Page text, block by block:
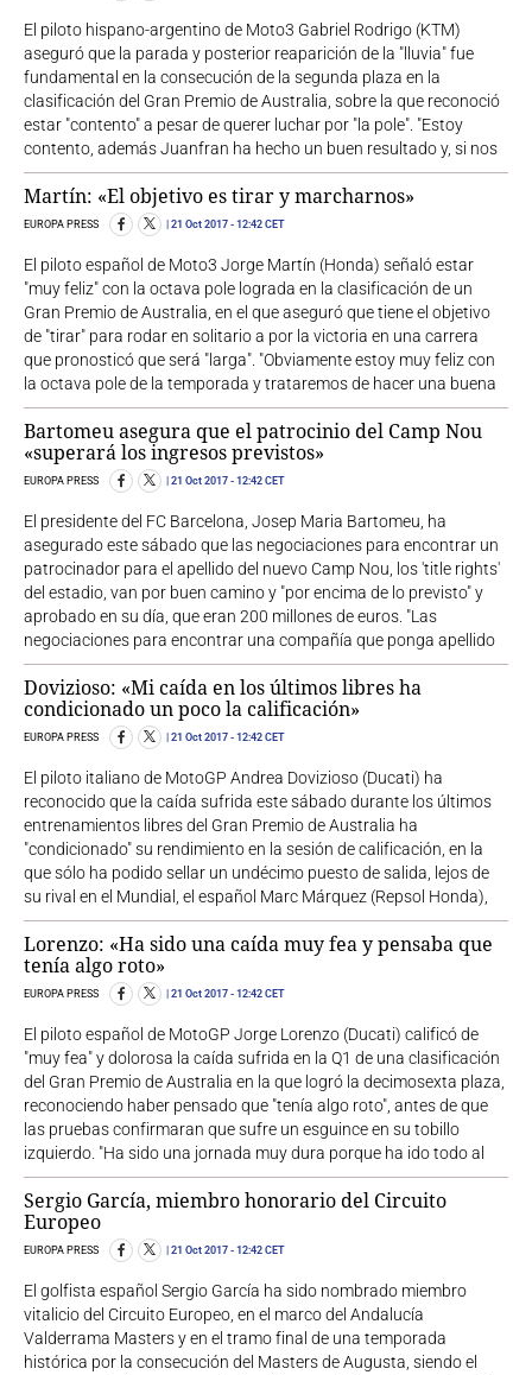
El piloto hispano-argentino de Moto3 Gabriel Rodrigo (KTM)
aseguró que la parada y posterior reaparición de la "lluvia" fue
fundamental en la consecución de la segunda plaza en la
clasificación del Gran Premio de Australia, sobre la que reconoció
estar "contento" a pesar de querer luchar por "la pole". "Estoy
contento, además Juanfran ha hecho un buen resultado y, si nos
Martín: «El objetivo es tirar y marcharnos»
EUROPA PRESS 21 Oct 2017 - 12:42 CET
El piloto español de Moto3 Jorge Martín (Honda) señaló estar
"muy feliz" con la octava pole lograda en la clasificación de un
Gran Premio de Australia, en el que aseguró que tiene el objetivo
de "tirar" para rodar en solitario a por la victoria en una carrera
que pronosticó que será "larga". "Obviamente estoy muy feliz con
la octava pole de la temporada y trataremos de hacer una buena
Bartomeu asegura que el patrocinio del Camp Nou
«superará los ingresos previstos»
EUROPA PRESS 21 Oct 2017 - 12:42 CET
El presidente del FC Barcelona, Josep Maria Bartomeu, ha
asegurado este sábado que las negociaciones para encontrar un
patrocinador para el apellido del nuevo Camp Nou, los 'title rights'
del estadio, van por buen camino y "por encima de lo previsto" y
aprobado en su día, que eran 200 millones de euros. "Las
negociaciones para encontrar una compañía que ponga apellido
Dovizioso: «Mi caída en los últimos libres ha
condicionado un poco la calificación»
EUROPA PRESS 21 Oct 2017 - 12:42 CET
El piloto italiano de MotoGP Andrea Dovizioso (Ducati) ha
reconocido que la caída sufrida este sábado durante los últimos
entrenamientos libres del Gran Premio de Australia ha
"condicionado" su rendimiento en la sesión de calificación, en la
que sólo ha podido sellar un undécimo puesto de salida, lejos de
su rival en el Mundial, el español Marc Márquez (Repsol Honda),
Lorenzo: «Ha sido una caída muy fea y pensaba que
tenía algo roto»
EUROPA PRESS 21 Oct 2017 - 12:42 CET
El piloto español de MotoGP Jorge Lorenzo (Ducati) calificó de
"muy fea" y dolorosa la caída sufrida en la Q1 de una clasificación
del Gran Premio de Australia en la que logró la decimosexta plaza,
reconociendo haber pensado que "tenía algo roto", antes de que
las pruebas confirmaran que sufre un esguince en su tobillo
izquierdo. "Ha sido una jornada muy dura porque ha ido todo al
Sergio García, miembro honorario del Circuito
Europeo
EUROPA PRESS 21 Oct 2017 - 12:42 CET
El golfista español Sergio García ha sido nombrado miembro
vitalicio del Circuito Europeo, en el marco del Andalucía
Valderrama Masters y en el tramo final de una temporada
histórica por la consecución del Masters de Augusta, siendo el